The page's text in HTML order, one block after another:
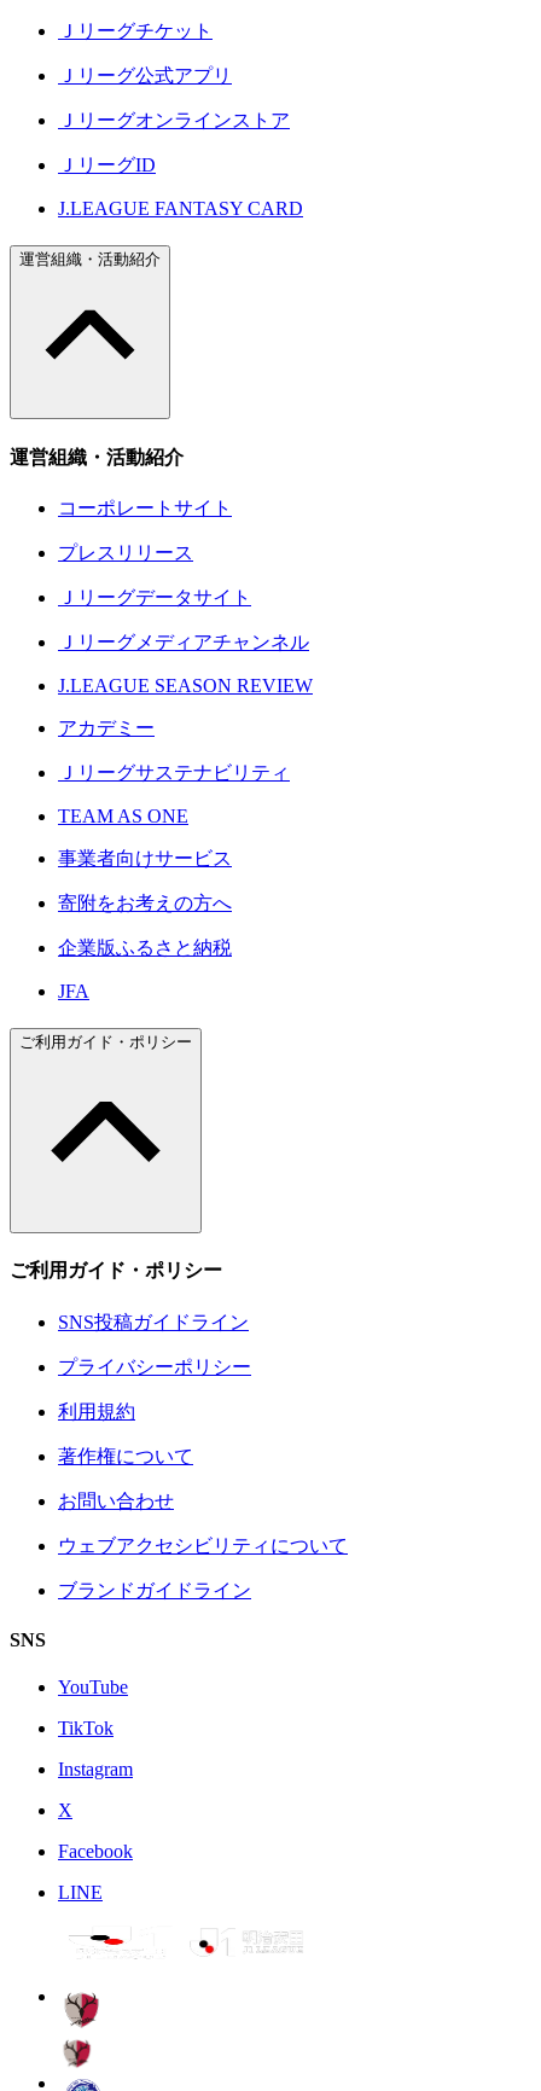
Ｊリーグチケット
Ｊリーグ公式アプリ
Ｊリーグオンラインストア
ＪリーグID
J.LEAGUE FANTASY CARD
運営組織・活動紹介
運営組織・活動紹介
コーポレートサイト
プレスリリース
Ｊリーグデータサイト
Ｊリーグメディアチャンネル
J.LEAGUE SEASON REVIEW
アカデミー
Ｊリーグサステナビリティ
TEAM AS ONE
事業者向けサービス
寄附をお考えの方へ
企業版ふるさと納税
JFA
ご利用ガイド・ポリシー
ご利用ガイド・ポリシー
SNS投稿ガイドライン
プライバシーポリシー
利用規約
著作権について
お問い合わせ
ウェブアクセシビリティについて
ブランドガイドライン
SNS
YouTube
TikTok
Instagram
X
Facebook
LINE